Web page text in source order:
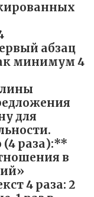
абзац
минимум 4
для
раза):**
в
4 раза: 2